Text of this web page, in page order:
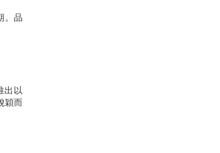
。品
出以
穎而